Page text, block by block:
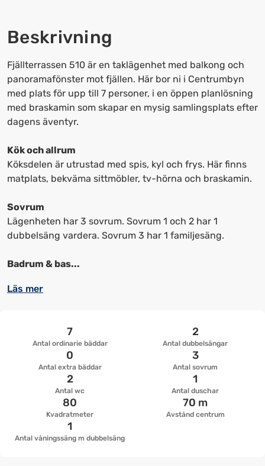
Tryck
på
frågetecknet
för
att
få
upp
för
att
ändra
frågetecknet
för
att
få
att
ändra
Beskrivning
Fjällterrassen 510 är en taklägenhet med balkong och
panoramafönster mot fjällen. Här bor ni i Centrumbyn
med plats för upp till 7 personer, i en öppen planlösning
med braskamin som skapar en mysig samlingsplats efter
dagens äventyr.
Kök och allrum
Köksdelen är utrustad med spis, kyl och frys. Här finns
matplats, bekväma sittmöbler, tv-hörna och braskamin.
Sovrum
Lägenheten har 3 sovrum. Sovrum 1 och 2 har 1
dubbelsäng vardera. Sovrum 3 har 1 familjesäng.
Badrum & bas...
Läs mer
Antal ordinarie bäddar
7
Antal dubbelsängar
2
Antal extra bäddar
0
Antal sovrum
3
Antal wc
2
Antal duschar
1
Kvadratmeter
80
Avstånd centrum
70 m
Antal våningssäng m dubbelsäng
1